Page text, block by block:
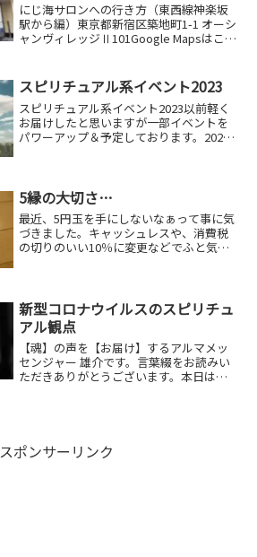
にじ海サロンへの行き方（東西線神楽坂
駅から編）東京都新宿区築地町1-1 オーシ
ャンヴィレッジⅡ101Google Mapsはこち
「神楽坂」駅に着いたら出口1b：赤城
神...
スピリチュアル系イベント2023
スピリチュアル系イベント2023以前軽く
お届けしたと思いますが一部イベントを
パワーアップ＆予定しております。2023
13：...
5縁の大切さ…
最近、5円玉を手にしないなぁって事に気
づきました。キャッシュレスや、消費税
の切りのいい10％に変更などでふと気づ
影響も含め5円玉...
新型コロナウイルスのスピリチュ
アル観点
【魂】の声を【お届け】するアルマメッ
センジャー 雄介です。言葉綴をお読みい
ただきありがとうございます。本日は
スポンサーリンク